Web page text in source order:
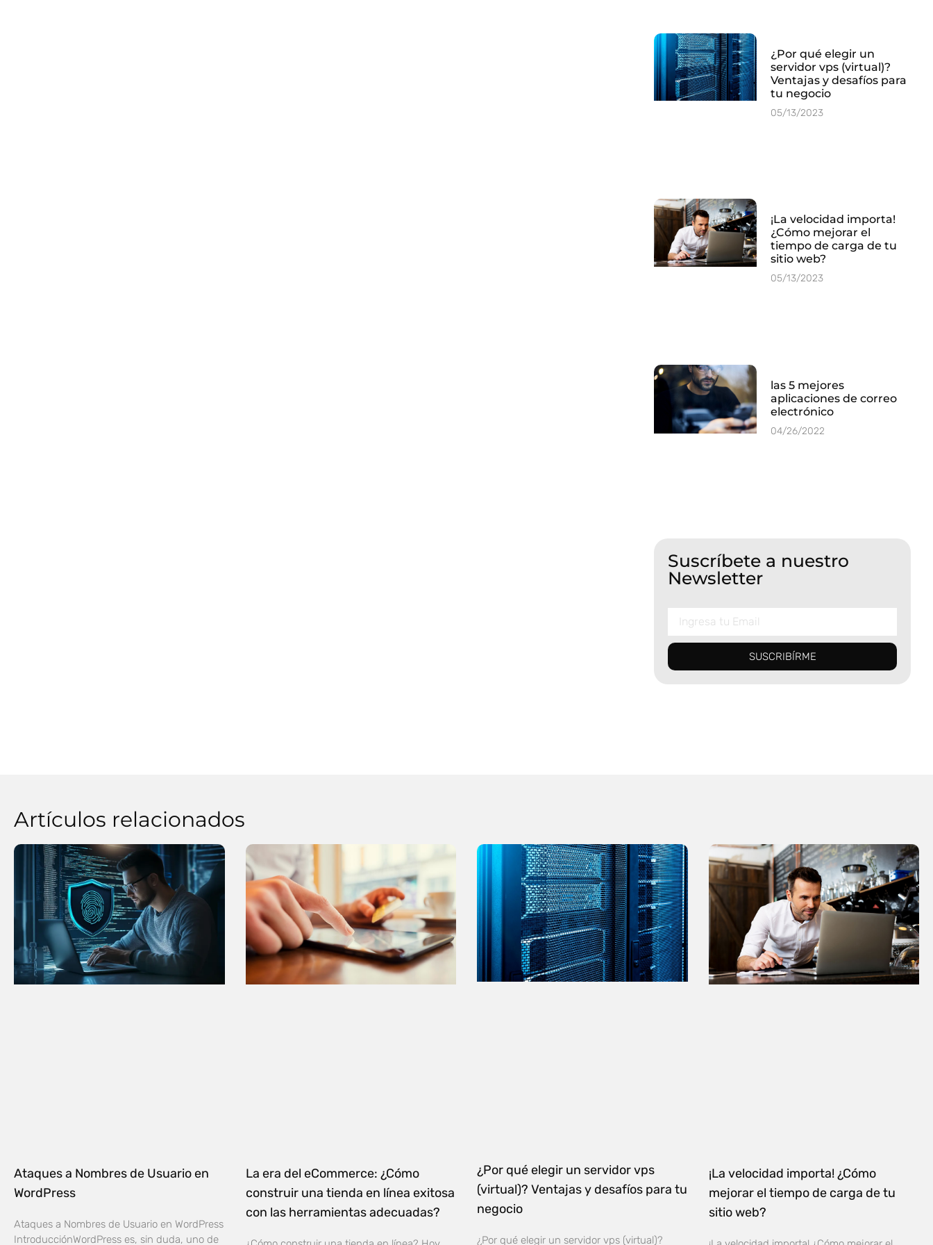
¿Por qué elegir un
servidor vps (virtual)?
Ventajas y desafíos para
tu negocio
05/13/2023
¡La velocidad importa!
¿Cómo mejorar el
tiempo de carga de tu
sitio web?
05/13/2023
las 5 mejores
aplicaciones de correo
electrónico
04/26/2022
Suscríbete a nuestro
Newsletter
SUSCRIBÍRME
Artículos relacionados
Ataques a Nombres de Usuario en
WordPress
Ataques a Nombres de Usuario en WordPress
IntroducciónWordPress es, sin duda, uno de
La era del eCommerce: ¿Cómo
construir una tienda en línea exitosa
con las herramientas adecuadas?
¿Por qué elegir un servidor vps
(virtual)? Ventajas y desafíos para tu
negocio
¿Por qué elegir un servidor vps (virtual)?
¡La velocidad importa! ¿Cómo
mejorar el tiempo de carga de tu
sitio web?